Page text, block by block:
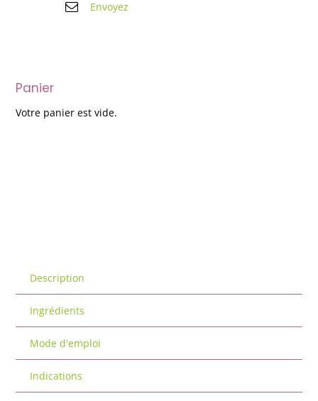
Envoyez
Panier
Votre panier est vide.
Description
Ingrédients
Mode d'emploi
Indications